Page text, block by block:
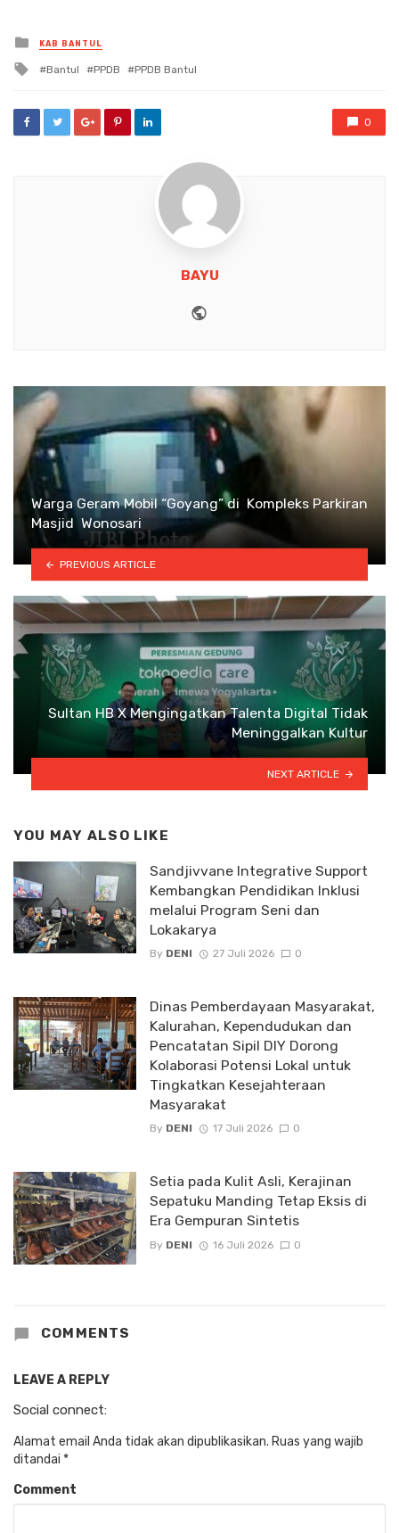
Posted
in
KAB BANTUL
Tagged
Bantul PPDB PPDB Bantul
0
BAYU
Warga Geram Mobil “Goyang” di Kompleks Parkiran
Masjid Wonosari
PREVIOUS ARTICLE
Sultan HB X Mengingatkan Talenta Digital Tidak
Meninggalkan Kultur
NEXT ARTICLE
YOU MAY ALSO LIKE
Sandjivvane Integrative Support
Kembangkan Pendidikan Inklusi
melalui Program Seni dan
Lokakarya
By DENI 27 Juli 2026 0
Dinas Pemberdayaan Masyarakat,
Kalurahan, Kependudukan dan
Pencatatan Sipil DIY Dorong
Kolaborasi Potensi Lokal untuk
Tingkatkan Kesejahteraan
Masyarakat
By DENI 17 Juli 2026 0
Setia pada Kulit Asli, Kerajinan
Sepatuku Manding Tetap Eksis di
Era Gempuran Sintetis
By DENI 16 Juli 2026 0
COMMENTS
LEAVE A REPLY
Social connect:
Alamat email Anda tidak akan dipublikasikan. Ruas yang wajib
ditandai *
Comment